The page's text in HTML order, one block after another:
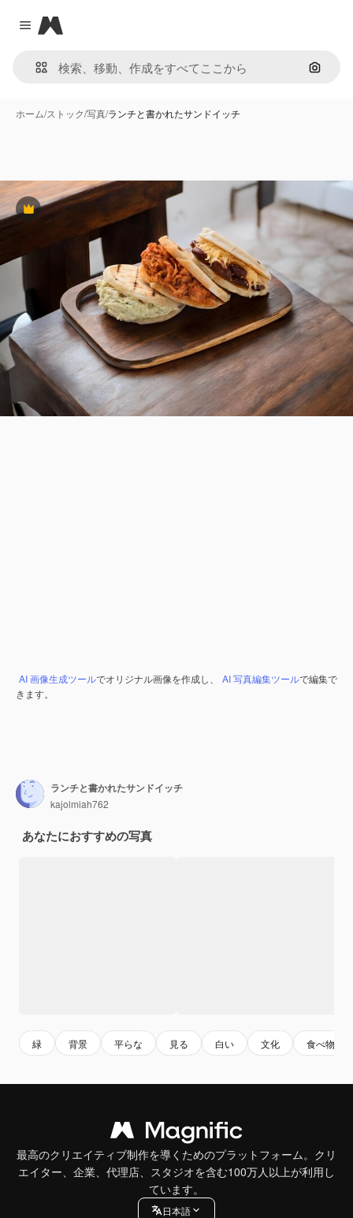
Close menu
Magnific
画像で
ホーム/ストック/写真/ランチと書かれたサンドイッチ
Premium
AI 画像生成ツールでオリジナル画像を作成し、 AI 写真編集ツールで編集で
きます。
ランチと書かれたサンドイッチ
kajolmiah762
あなたにおすすめの写真
緑 背景 平らな 見る 白い 文化 食べ物
最高のクリエイティブ制作を導くためのプラットフォーム。クリ
エイター、企業、代理店、スタジオを含む100万人以上が利用し
ています。
日本語